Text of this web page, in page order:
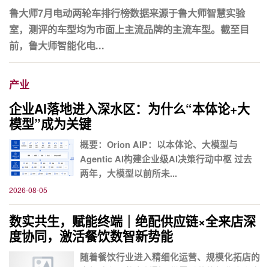
鲁大师7月电动两轮车排行榜数据来源于鲁大师智慧实验
室，测评的车型均为市面上主流品牌的主流车型。截至目
前，鲁大师智能化电...
产业
企业AI落地进入深水区：为什么“本体论+大
模型”成为关键
概要：Orion AIP：以本体论、大模型与
Agentic AI构建企业级AI决策行动中枢 过去
两年，大模型以前所未...
2026-08-05
数实共生，赋能终端｜绝配供应链×全来店深
度协同，激活餐饮数智新势能
随着餐饮行业进入精细化运营、规模化拓店的